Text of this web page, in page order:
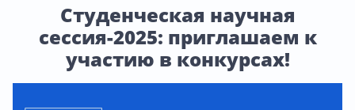
Студенческая научная
сессия-2025: приглашаем к
участию в конкурсах!